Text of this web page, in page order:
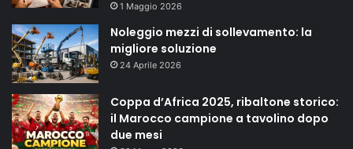
1 Maggio 2026
Noleggio mezzi di sollevamento: la
migliore soluzione
24 Aprile 2026
Coppa d’Africa 2025, ribaltone storico:
il Marocco campione a tavolino dopo
due mesi